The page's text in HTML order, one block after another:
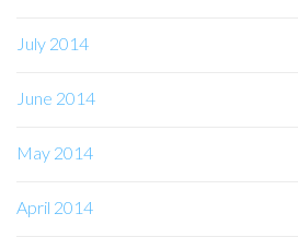
July 2014
June 2014
May 2014
April 2014